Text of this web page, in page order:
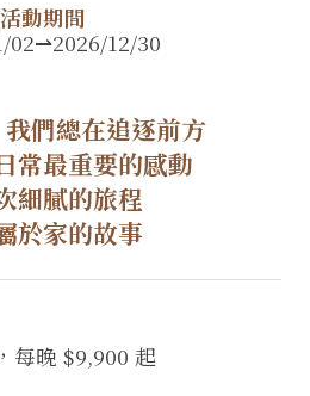
活動期間
02⇀2026/12/30
們總在追逐前方
常最重要的感動
細膩的旅程
於家的故事
每晚 $9,900 起